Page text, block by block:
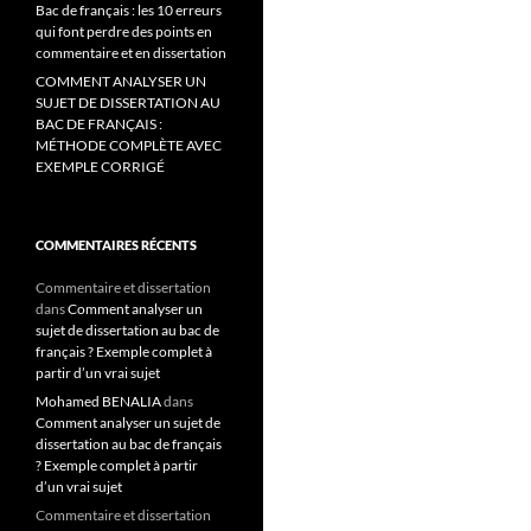
Bac de français : les 10 erreurs
qui font perdre des points en
commentaire et en dissertation
COMMENT ANALYSER UN
SUJET DE DISSERTATION AU
BAC DE FRANÇAIS :
MÉTHODE COMPLÈTE AVEC
EXEMPLE CORRIGÉ
COMMENTAIRES RÉCENTS
Commentaire et dissertation
dansComment analyser un
sujet de dissertation au bac de
français ? Exemple complet à
partir d’un vrai sujet
Mohamed BENALIAdans
Comment analyser un sujet de
dissertation au bac de français
? Exemple complet à partir
d’un vrai sujet
Commentaire et dissertation